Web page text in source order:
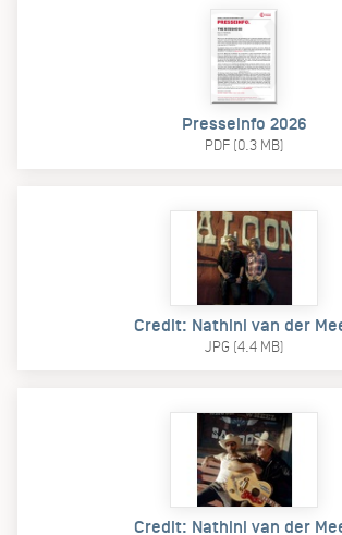
Presseinfo 2026
PDF (0.3 MB)
Credit: Nathini van der
JPG (4.4 MB)
Credit: Nathini van der